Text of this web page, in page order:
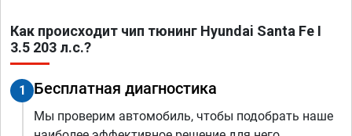
Как происходит чип тюнинг Hyundai Santa Fe I
3.5 203 л.с.?
1 Бесплатная диагностика
Мы проверим автомобиль, чтобы подобрать наше